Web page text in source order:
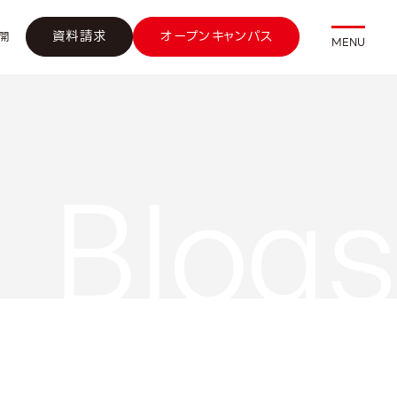
資料請求 オープンキャンパス MENU